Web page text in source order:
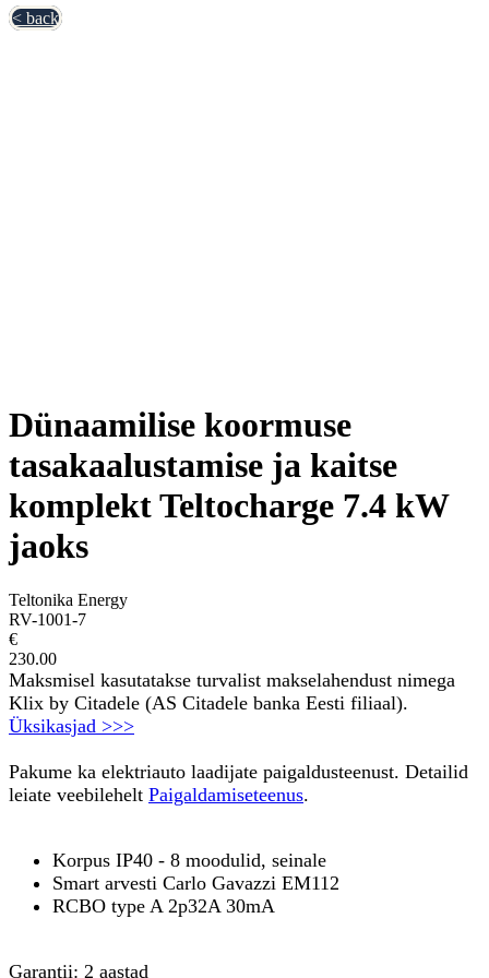
< back
Dünaamilise koormuse
tasakaalustamise ja kaitse
komplekt Teltocharge 7.4 kW
jaoks
Teltonika Energy
RV-1001-7
€
230.00
Maksmisel kasutatakse turvalist makselahendust nimega
Klix by Citadele (AS Citadele banka Eesti filiaal).
Üksikasjad >>>
Pakume ka elektriauto laadijate paigaldusteenust. Detailid
leiate veebilehelt Paigaldamiseteenus.
Korpus IP40 - 8 moodulid, seinale
Smart arvesti Carlo Gavazzi EM112
RCBO type A 2p32A 30mA
Garantii: 2 aastad